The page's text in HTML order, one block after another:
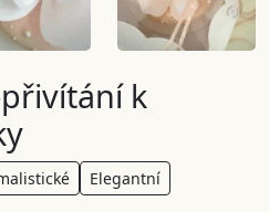
k
Elegantní